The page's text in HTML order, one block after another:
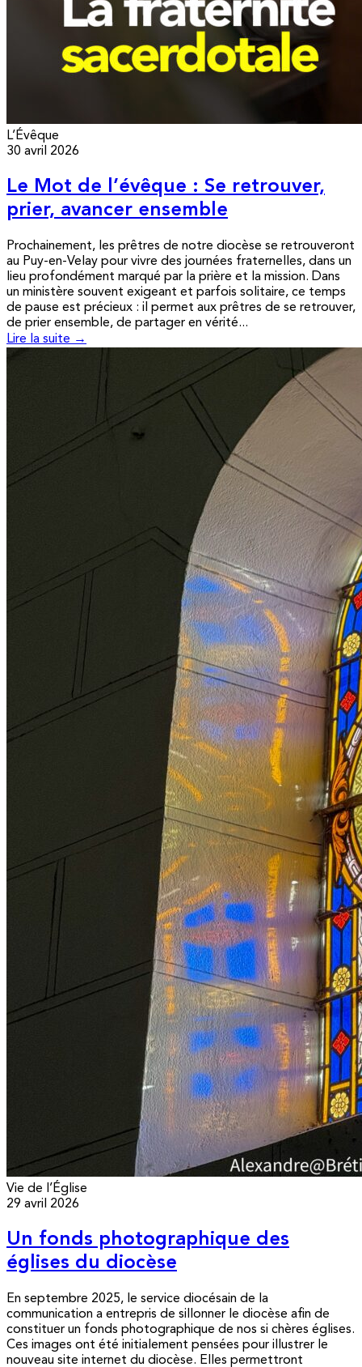
L’Évêque
30 avril 2026
Le Mot de l’évêque : Se retrouver,
prier, avancer ensemble
Prochainement, les prêtres de notre diocèse se retrouveront
au Puy-en-Velay pour vivre des journées fraternelles, dans un
lieu profondément marqué par la prière et la mission. Dans
un ministère souvent exigeant et parfois solitaire, ce temps
de pause est précieux : il permet aux prêtres de se retrouver,
de prier ensemble, de partager en vérité...
Lire la suite →
Vie de l’Église
29 avril 2026
Un fonds photographique des
églises du diocèse
En septembre 2025, le service diocésain de la
communication a entrepris de sillonner le diocèse afin de
constituer un fonds photographique de nos si chères églises.
Ces images ont été initialement pensées pour illustrer le
nouveau site internet du diocèse. Elles permettront